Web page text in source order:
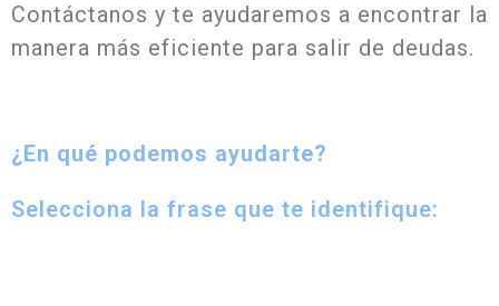
Contáctanos y te ayudaremos a encontrar la
manera más eficiente para salir de deudas.
¿En qué podemos ayudarte?
Selecciona la frase que te identifique: